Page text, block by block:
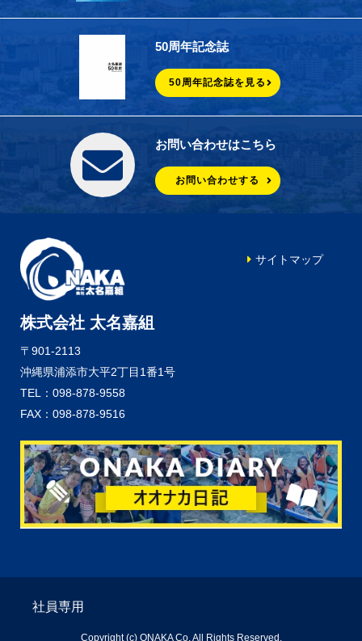
50周年記念誌
50周年記念誌を見る
お問い合わせはこちら
お問い合わせする
株式会社 太名嘉組
〒901-2113
沖縄県浦添市大平2丁目1番1号
TEL：098-878-9558
FAX：098-878-9516
サイトマップ
社員専用
Copyright (c) ONAKA Co. All Rights Reserved.